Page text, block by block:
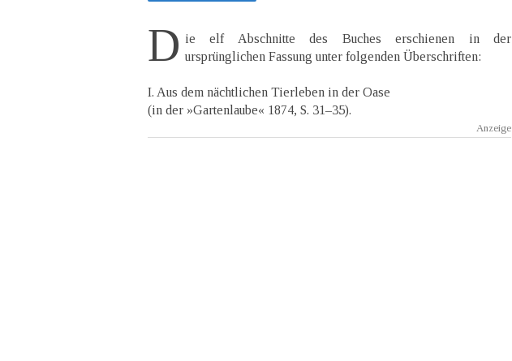
D ie elf Abschnitte des Buches erschienen in der
ursprünglichen Fassung unter folgenden Überschriften:
I. Aus dem nächtlichen Tierleben in der Oase
(in der »Gartenlaube« 1874, S. 31–35).